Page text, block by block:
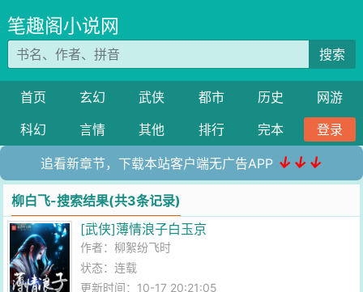
笔趣阁小说网
搜索
首页 玄幻 武侠 都市 历史
网游
科幻
言情 其他 排行 完本 登录
追看新章节，下载本站客户端无广告APP ↓↓↓
柳白飞-搜索结果(共3条记录)
[武侠]薄情浪子白玉京
作者：柳絮纷飞时
状态：连载
更新时间：10-17 20:21:05